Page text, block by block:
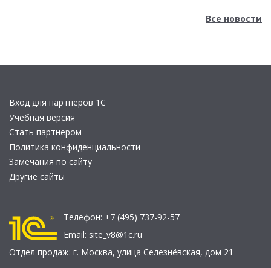
Все новости
Вход для партнеров 1С
Учебная версия
Стать партнером
Политика конфиденциальности
Замечания по сайту
Другие сайты
Телефон: +7 (495) 737-92-57
Email: site_v8@1c.ru
Отдел продаж: г. Москва, улица Селезнёвская, дом 21